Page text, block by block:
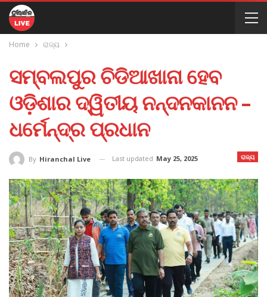
Home ରାଜ୍ୟ
ସମ୍ବଲପୁର ଚିଡିଆଖାନା ହେବ
ଓଡ଼ିଶାର ଦ୍ୱିତୀୟ ନନ୍ଦନକାନନ –
ଧର୍ମେନ୍ଦ୍ର ପ୍ରଧାନ
ରାଜ୍ୟ
By Hiranchal Live Last updated May 25, 2025